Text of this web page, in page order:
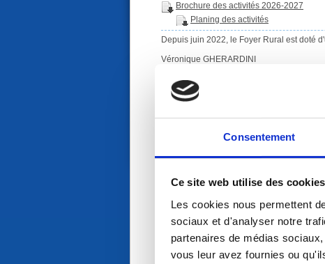
Consentement
Ce site web utilise des
Les cookies nous permettent
sociaux et d'analyser notre
partenaires de médias
vous leur avez fournies ou
Brochure des activités 2026-2027
Planing des activités
Depuis juin 2022, le Foyer Rural est doté
Véronique GHERARDINI
Sylvie MASQUELIER
Sandra ESSNER
Pour toutes informations, vous pouvez :
- Contacter le foyer rural à l'adresse
- Suivre les activités du foyer rural sur la